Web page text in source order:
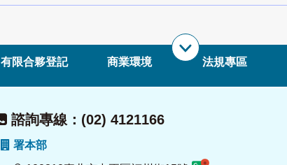
有限合夥登記 商業環境 法規專區
諮詢專線：(02) 4121166
署本部